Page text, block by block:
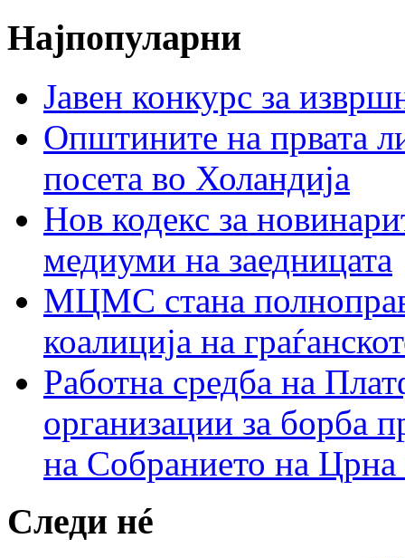
Најпопуларни
Јавен конкурс за
Општините на првата
посета во Холандија
Нов кодекс за
медиуми на заедницата
МЦМС стана
коалиција на
Работна средба на
организации за борба
на Собранието на Црна
Следи нé